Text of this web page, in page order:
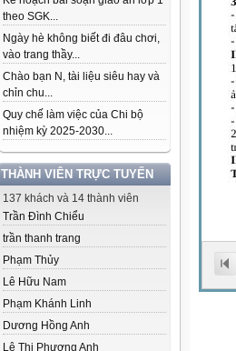
theo SGK...
Ngày hè không biết đi đâu chơi,
vào trang thầy...
Chào bạn N, tài liệu siêu hay và
chỉn chu...
Quy chế làm việc của Chi bộ
nhiệm kỳ 2025-2030...
THÀNH VIÊN TRỰC TUYẾN
137 khách và 14 thành viên
Trần Đình Chiểu
trần thanh trang
Phạm Thủy
Lê Hữu Nam
Phạm Khánh Linh
Dương Hồng Anh
Lê Thị Phương Anh